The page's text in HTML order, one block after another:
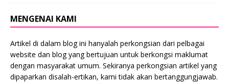
MENGENAI KAMI
Artikel di dalam blog ini hanyalah perkongsian dari pelbagai
website dan blog yang bertujuan untuk berkongsi maklumat
dengan masyarakat umum. Sekiranya perkongsian artikel yang
dipaparkan disalah-ertikan, kami tidak akan bertanggungjawab.